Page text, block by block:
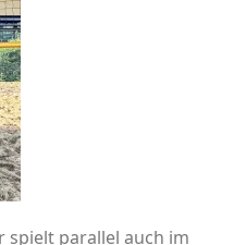
spielt parallel auch im